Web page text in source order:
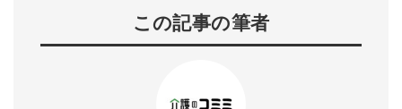
この記事の筆者